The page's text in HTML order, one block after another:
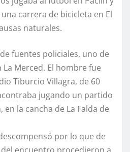
carrera de bicicleta en El
naturales.
fuentes policiales, uno de
Merced. El hombre fue
Tiburcio Villagra, de 60
jugando un partido
en la cancha de La Falda de
por lo que de